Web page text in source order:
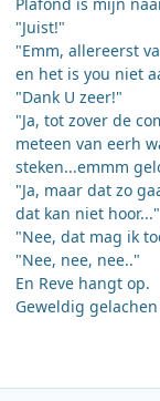
"Juist!"
"Emm, allereerst
en het is you niet
"Dank U zeer!"
"Ja, tot zover de
meteen van eerh
steken...emmm
"Ja, maar dat zo
dat kan niet hoor..."
"Nee, dat mag ik
"Nee, nee, nee.."
En Reve hangt op.
Geweldig